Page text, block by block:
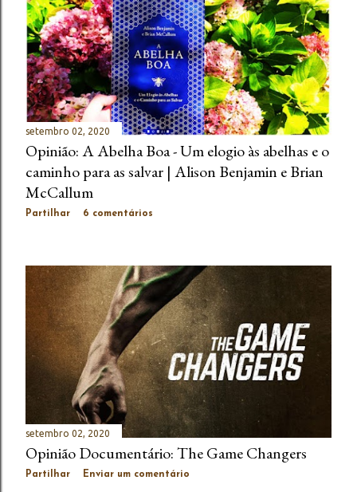
setembro 02, 2020
Opinião: A Abelha Boa - Um elogio às abelhas e o
caminho para as salvar | Alison Benjamin e Brian
McCallum
Partilhar 6 comentários
setembro 02, 2020
Opinião Documentário: The Game Changers
Partilhar Enviar um comentário